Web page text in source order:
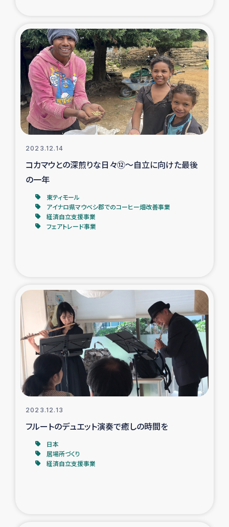
デニヤヤ小規模紅茶農家支援
コーヒー生産者支援
アイナロ県マウベシ郡でのコーヒー畑改善事業
ベイルート大規模爆発被災者支援
2023.12.14
コカマウとの深煎りな日々⑫～自立に向けた最後
の一年
東ティモール
アイナロ県マウベシ郡でのコーヒー畑改善事業
経済自立支援事業
フェアトレード事業
2023.12.13
フルートのデュエット演奏で癒しの時間を
日本
居場所づくり
経済自立支援事業